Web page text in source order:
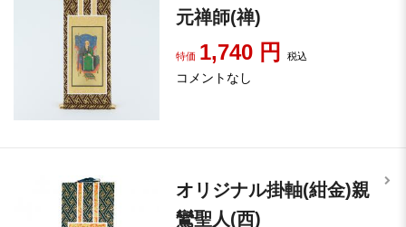
元禅師(禅)
特価 1,740 円税込
コメントなし
オリジナル掛軸(紺金)親
鸞聖人(西)